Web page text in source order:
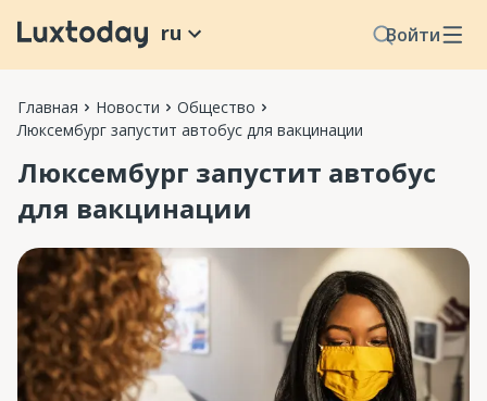
Войти
ru
Главная Новости
Общество
Люксембург запустит автобус для вакцинации
Люксембург запустит автобус
для вакцинации